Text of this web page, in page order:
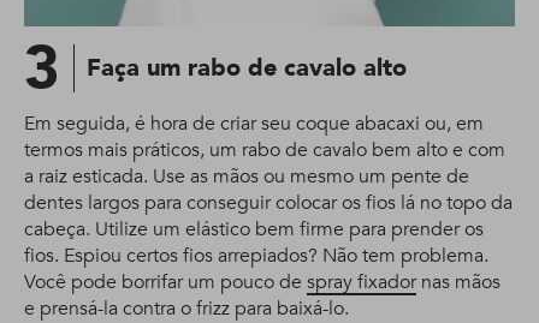
3 Faça um rabo de cavalo alto
Em seguida, é hora de criar seu coque abacaxi ou, em
termos mais práticos, um rabo de cavalo bem alto e com
a raiz esticada. Use as mãos ou mesmo um pente de
dentes largos para conseguir colocar os fios lá no topo da
cabeça. Utilize um elástico bem firme para prender os
fios. Espiou certos fios arrepiados? Não tem problema.
Você pode borrifar um pouco de spray fixadornas mãos
e prensá-la contra o frizz para baixá-lo.